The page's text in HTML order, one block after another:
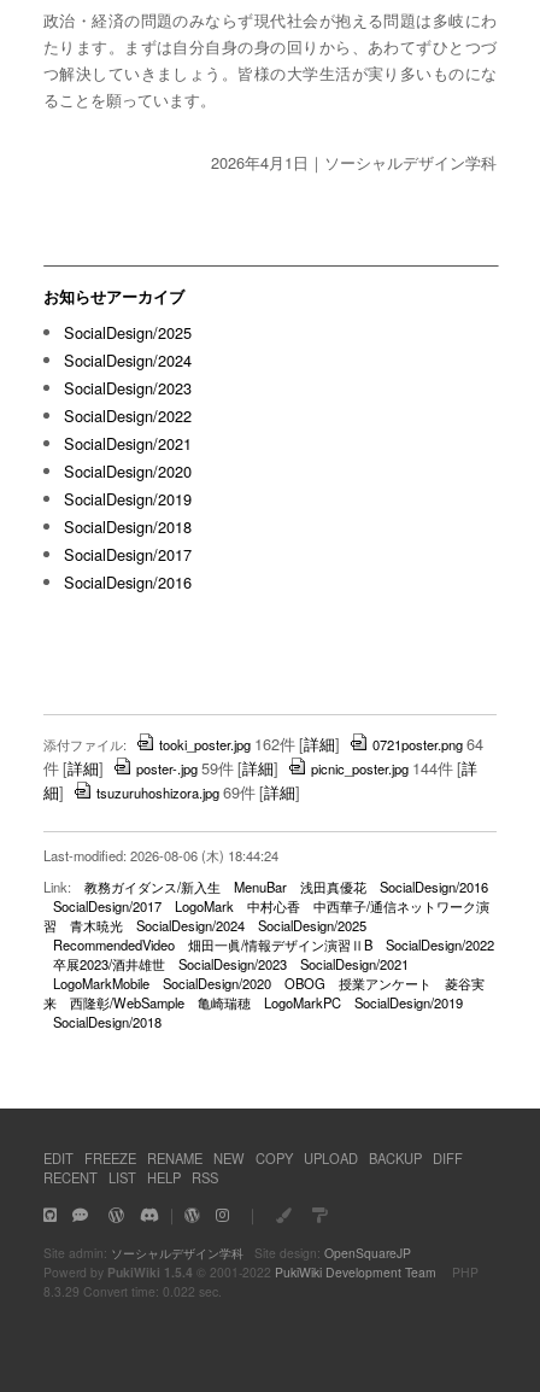
政治・経済の問題のみならず現代社会が抱える問題は多岐にわ
たります。まずは自分自身の身の回りから、あわてずひとつづ
つ解決していきましょう。皆様の大学生活が実り多いものにな
ることを願っています。
2026年4月1日｜ソーシャルデザイン学科
お知らせアーカイブ
SocialDesign/2025
SocialDesign/2024
SocialDesign/2023
SocialDesign/2022
SocialDesign/2021
SocialDesign/2020
SocialDesign/2019
SocialDesign/2018
SocialDesign/2017
SocialDesign/2016
添付ファイル: tooki_poster.jpg 162件[詳細] 0721poster.png64
件[詳細] poster-.jpg59件[詳細] picnic_poster.jpg 144件[詳
細] tsuzuruhoshizora.jpg69件[詳細]
Last-modified: 2026-08-06 (木) 18:44:24
Link:
教務ガイダンス/新入生 MenuBar 浅田真優花
SocialDesign/2016
SocialDesign/2017
LogoMark 中村心香
中西華子/通信ネットワーク演
習
青木暁光 SocialDesign/2024
SocialDesign/2025
RecommendedVideo
畑田一眞/情報デザイン演習ⅡB
SocialDesign/2022
卒展2023/酒井雄世
SocialDesign/2023
SocialDesign/2021
LogoMarkMobile
SocialDesign/2020 OBOG 授業アンケート
菱谷実
来
西隆彰/WebSample 亀崎瑞穂 LogoMarkPC
SocialDesign/2019
SocialDesign/2018
EDIT FREEZE RENAME NEW COPY UPLOAD BACKUP
DIFF
RECENT
LIST HELP RSS
｜ ｜
Site admin: ソーシャルデザイン学科Site design: OpenSquareJP
Powerd by PukiWiki 1.5.4 © 2001-2022 PukiWiki Development Team PHP
8.3.29 Convert time: 0.022 sec.